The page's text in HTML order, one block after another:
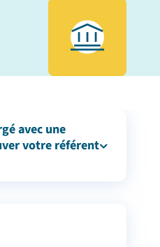
avec une
votre référent